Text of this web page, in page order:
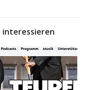
interessieren